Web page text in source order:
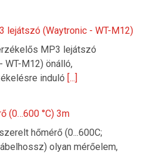
lejátszó (Waytronic - WT-M12)
MP3 lejátszó
WT-M12) önálló,
induló [...]
(0…600 °C) 3m
hőmérő (0...600C;
olyan mérőelem,